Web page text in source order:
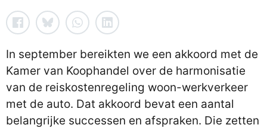
In september bereikten we een akkoord met de
Kamer van Koophandel over de harmonisatie
van de reiskostenregeling woon-werkverkeer
met de auto. Dat akkoord bevat een aantal
belangrijke successen en afspraken. Die zetten